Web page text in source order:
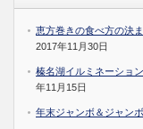
恵方巻きの食べ方の決
2017年11月30日
榛名湖イルミネーショ
年11月15日
年末ジャンボ＆ジャン